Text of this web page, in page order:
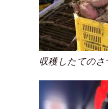
収穫したてのさ